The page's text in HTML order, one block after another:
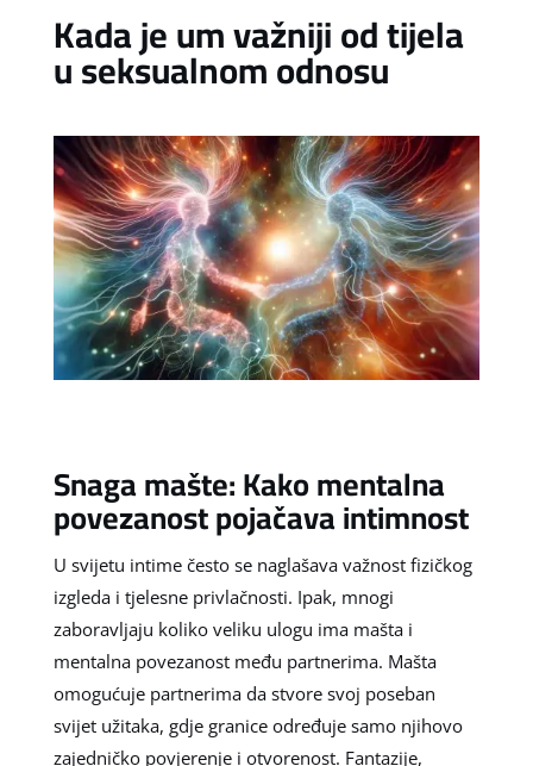
Kada je um važniji od tijela
u seksualnom odnosu
Snaga mašte: Kako mentalna
povezanost pojačava intimnost
U svijetu intime često se naglašava važnost fizičkog
izgleda i tjelesne privlačnosti. Ipak, mnogi
zaboravljaju koliko veliku ulogu ima mašta i
mentalna povezanost među partnerima. Mašta
omogućuje partnerima da stvore svoj poseban
svijet užitaka, gdje granice određuje samo njihovo
zajedničko povjerenje i otvorenost. Fantazije,